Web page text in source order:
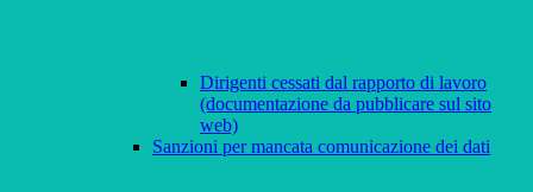
Dirigenti cessati dal rapporto di lavoro
(documentazione da pubblicare sul sito
web)
Sanzioni per mancata comunicazione dei dati